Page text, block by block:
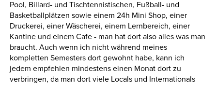
Pool, Billard- und Tischtennistischen, Fußball- und
Basketballplätzen sowie einem 24h Mini Shop, einer
Druckerei, einer Wäscherei, einem Lernbereich, einer
Kantine und einem Cafe - man hat dort also alles was man
braucht. Auch wenn ich nicht während meines
kompletten Semesters dort gewohnt habe, kann ich
jedem empfehlen mindestens einen Monat dort zu
verbringen, da man dort viele Locals und Internationals